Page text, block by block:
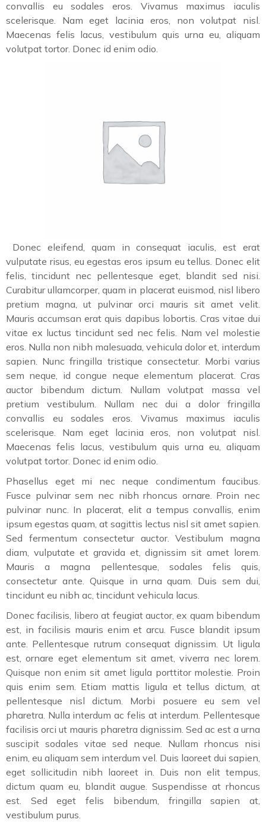
convallis eu sodales eros. Vivamus maximus iaculis
scelerisque. Nam eget lacinia eros, non volutpat nisl.
Maecenas felis lacus, vestibulum quis urna eu, aliquam
volutpat tortor. Donec id enim odio.
Donec eleifend, quam in consequat iaculis, est erat
vulputate risus, eu egestas eros ipsum eu tellus. Donec elit
felis, tincidunt nec pellentesque eget, blandit sed nisi.
Curabitur ullamcorper, quam in placerat euismod, nisl libero
pretium magna, ut pulvinar orci mauris sit amet velit.
Mauris accumsan erat quis dapibus lobortis. Cras vitae dui
vitae ex luctus tincidunt sed nec felis. Nam vel molestie
eros. Nulla non nibh malesuada, vehicula dolor et, interdum
sapien. Nunc fringilla tristique consectetur. Morbi varius
sem neque, id congue neque elementum placerat. Cras
auctor bibendum dictum. Nullam volutpat massa vel
pretium vestibulum. Nullam nec dui a dolor fringilla
convallis eu sodales eros. Vivamus maximus iaculis
scelerisque. Nam eget lacinia eros, non volutpat nisl.
Maecenas felis lacus, vestibulum quis urna eu, aliquam
volutpat tortor. Donec id enim odio.
Phasellus eget mi nec neque condimentum faucibus.
Fusce pulvinar sem nec nibh rhoncus ornare. Proin nec
pulvinar nunc. In placerat, elit a tempus convallis, enim
ipsum egestas quam, at sagittis lectus nisl sit amet sapien.
Sed fermentum consectetur auctor. Vestibulum magna
diam, vulputate et gravida et, dignissim sit amet lorem.
Mauris a magna pellentesque, sodales felis quis,
consectetur ante. Quisque in urna quam. Duis sem dui,
tincidunt eu nibh ac, tincidunt vehicula lacus.
Donec facilisis, libero at feugiat auctor, ex quam bibendum
est, in facilisis mauris enim et arcu. Fusce blandit ipsum
ante. Pellentesque rutrum consequat dignissim. Ut ligula
est, ornare eget elementum sit amet, viverra nec lorem.
Quisque non enim sit amet ligula porttitor molestie. Proin
quis enim sem. Etiam mattis ligula et tellus dictum, at
pellentesque nisl dictum. Morbi posuere eu sem vel
pharetra. Nulla interdum ac felis at interdum. Pellentesque
facilisis orci ut mauris pharetra dignissim. Sed ac est a urna
suscipit sodales vitae sed neque. Nullam rhoncus nisi
enim, eu aliquam sem interdum vel. Duis laoreet dui sapien,
eget sollicitudin nibh laoreet in. Duis non elit tempus,
dictum quam eu, blandit augue. Suspendisse at rhoncus
est. Sed eget felis bibendum, fringilla sapien at,
vestibulum purus.